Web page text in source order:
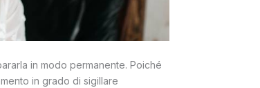
in modo permanente. Poiché
in grado di sigillare